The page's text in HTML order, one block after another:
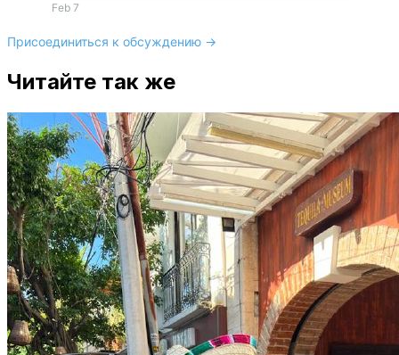
Feb 7
Присоединиться к обсуждению →
Читайте так же